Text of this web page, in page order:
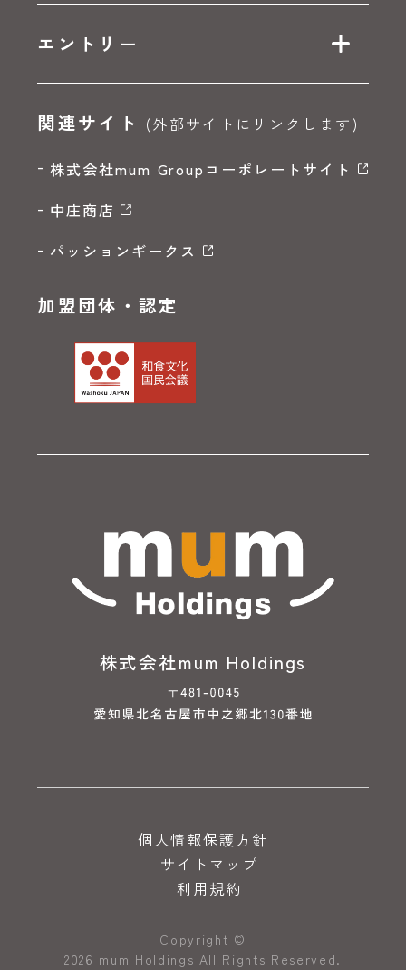
株式会社mum Holdings
エントリー
関連サイト (外部サイトにリンクします)
株式会社mum Groupコーポレートサイト
中庄商店
パッションギークス
加盟団体・認定
個人情報保護方針
サイトマップ
利用規約
Copyright ©
2026 mum Holdings All Rights Reserved.